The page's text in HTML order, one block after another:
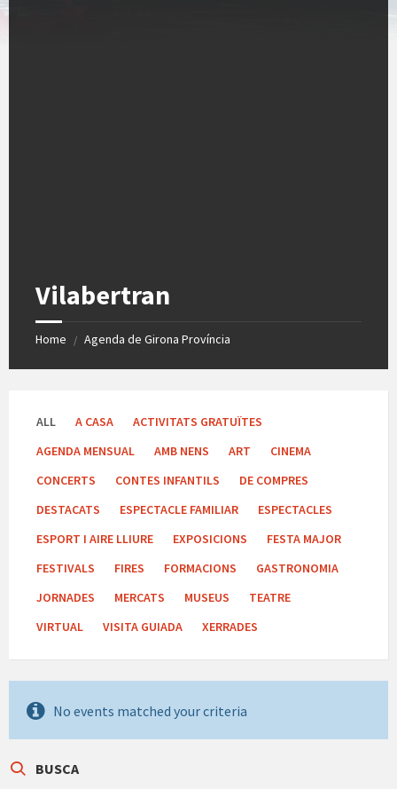
Vilabertran
Home / Agenda de Girona Província
ALL A CASA
ACTIVITATS GRATUÏTES
AGENDA MENSUAL
AMB NENS ART
CINEMA
CONCERTS
CONTES INFANTILS
DE COMPRES
DESTACATS
ESPECTACLE FAMILIAR
ESPECTACLES
ESPORT I AIRE LLIURE
EXPOSICIONS
FESTA MAJOR
FESTIVALS
FIRES FORMACIONS
GASTRONOMIA
JORNADES
MERCATS MUSEUS
TEATRE
VIRTUAL
VISITA GUIADA XERRADES
No events matched your criteria
BUSCA